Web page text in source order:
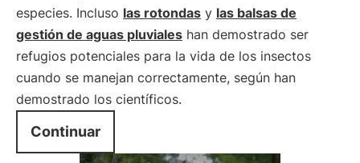
especies. Incluso las rotondas y las balsas de
gestión de aguas pluviales han demostrado ser
refugios potenciales para la vida de los insectos
cuando se manejan correctamente, según han
demostrado los científicos.
Continuar